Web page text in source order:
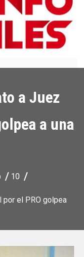
a Juez
a una
10
por el PRO golpea